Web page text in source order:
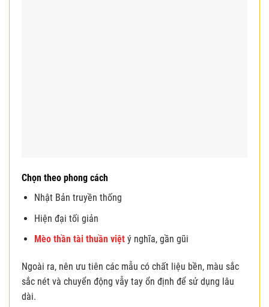
Chọn theo phong cách
Nhật Bản truyền thống
Hiện đại tối giản
Mèo thần tài thuần việtý nghĩa, gần gũi
Ngoài ra, nên ưu tiên các mẫu có chất liệu bền, màu sắc
sắc nét và chuyển động vẫy tay ổn định để sử dụng lâu
dài.